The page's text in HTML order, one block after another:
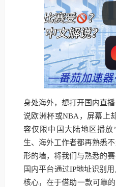
身处海外，想打开国内直
说欧洲杯或NBA，屏幕上
容仅限中国大陆地区播
生、海外工作者都再熟悉
形的墙，将我们与熟悉的
国内平台通过IP地址识别
核心，在于借助一款可靠